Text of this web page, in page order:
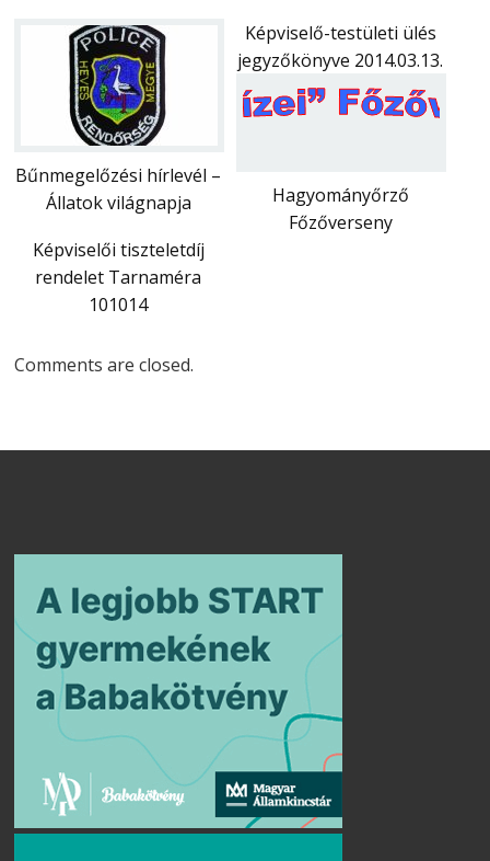
Bűnmegelőzési hírlevél –
Állatok világnapja
Képviselő-testületi ülés
jegyzőkönyve 2014.03.13.
Hagyományőrző
Főzőverseny
Képviselői tiszteletdíj
rendelet Tarnaméra
101014
Comments are closed.